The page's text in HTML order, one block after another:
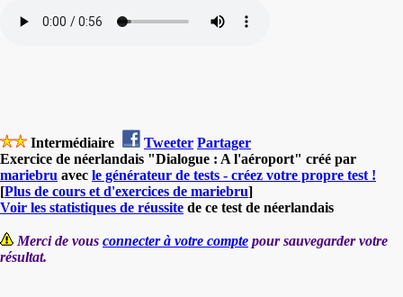
Intermédiaire Tweeter Partager
Exercice de néerlandais "Dialogue : A l'aéroport" créé par
mariebru avec le générateur de tests - créez votre propre test !
[Plus de cours et d'exercices de mariebru]
Voir les statistiques de réussite de ce test de néerlandais
Merci de vous connecter à votre compte pour sauvegarder votre
résultat.